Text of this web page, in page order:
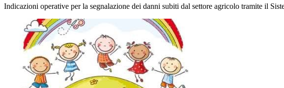
Indicazioni operative per la segnalazione dei danni subiti dal settore agricolo tramite il